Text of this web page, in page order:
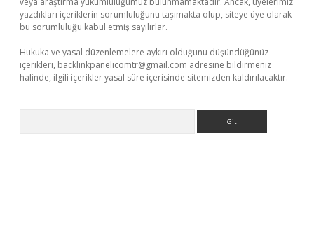
yazdıkları içeriklerin sorumluluğunu taşımakta olup, siteye üye olarak
bu sorumluluğu kabul etmiş sayılırlar.
Hukuka ve yasal düzenlemelere aykırı olduğunu düşündüğünüz
içerikleri, backlinkpanelicomtr@gmail.com adresine bildirmeniz
halinde, ilgili içerikler yasal süre içerisinde sitemizden kaldırılacaktır.